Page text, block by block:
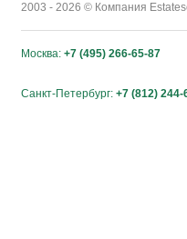
2003 - 2026 © Компания
Москва: +7 (495) 266-65-87
Санкт-Петербург: +7 (812) 244-